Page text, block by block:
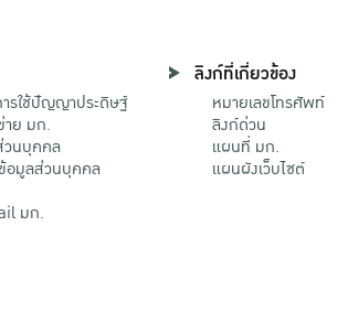
รใช้ปัญญาประดิษฐ์
าย มก.
วนบุคคล
อมูลส่วนบุคคล
มก.
ลิงก์ที่เกี่ยวข้อง
หมายเลขโทรศัพท์
ลิงก์ด่วน
แผนที่ มก.
แผนผังเว็บไซต์